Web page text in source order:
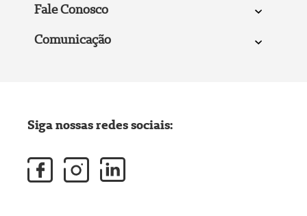
Fale Conosco
Comunicação
Siga nossas redes sociais: